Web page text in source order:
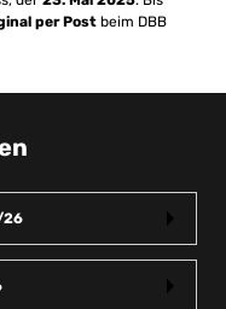
per Post beim DBB
26